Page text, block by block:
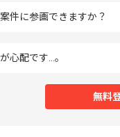
件に参画できますか？
心配です…。
無料